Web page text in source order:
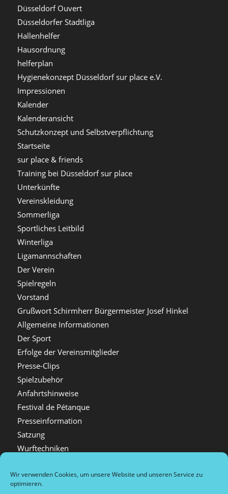
Wir verwenden Cookies, um unsere Website und unseren Service zu
optimieren.
Düsseldorf Ouvert
Düsseldorfer Stadtliga
Hallenhelfer
Hausordnung
helferplan
Hygienekonzept Düsseldorf sur place e.V.
Impressionen
Kalender
Kalenderansicht
Schutzkonzept und Selbstverpflichtung
Startseite
sur place & friends
Training bei Düsseldorf sur place
Unterkünfte
Vereinskleidung
Sommerliga
Sportliches Leitbild
Winterliga
Ligamannschaften
Der Verein
Spielregeln
Vorstand
Grußwort Schirmherr Bürgermeister Josef Hinkel
Allgemeine Informationen
Der Sport
Erfolge der Vereinsmitglieder
Presse-Clips
Spielzubehör
Anfahrtshinweise
Festival de Pétanque
Presseinformation
Satzung
Wurftechniken
Mitgliedschaft
Videos